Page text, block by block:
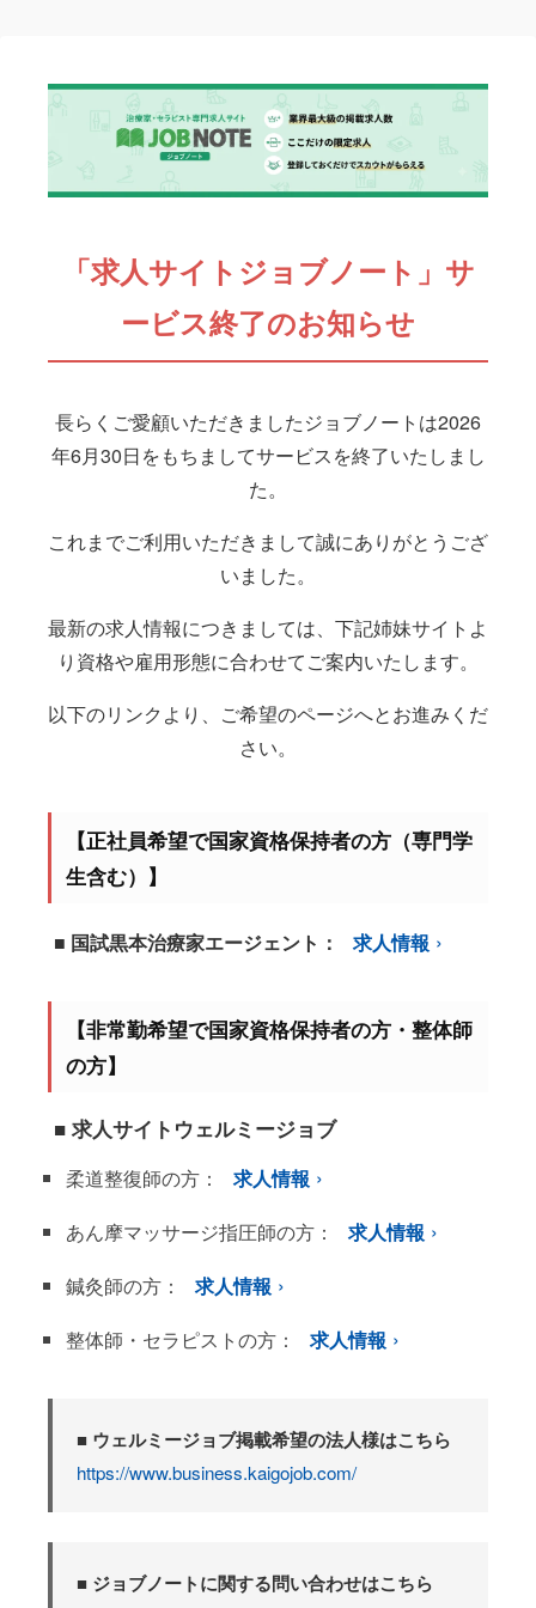
「求人サイトジョブノート」サ
ービス終了のお知らせ
長らくご愛顧いただきましたジョブノートは2026
年6月30日をもちましてサービスを終了いたしまし
た。
これまでご利用いただきまして誠にありがとうござ
いました。
最新の求人情報につきましては、下記姉妹サイトよ
り資格や雇用形態に合わせてご案内いたします。
以下のリンクより、ご希望のページへとお進みくだ
さい。
【正社員希望で国家資格保持者の方（専門学
生含む）】
■ 国試黒本治療家エージェント： 求人情報
【非常勤希望で国家資格保持者の方・整体師
の方】
■ 求人サイトウェルミージョブ
柔道整復師の方：
求人情報
あん摩マッサージ指圧師の方：
求人情報
鍼灸師の方：
求人情報
整体師・セラピストの方：
求人情報
■ ウェルミージョブ掲載希望の法人様はこちら
https://www.business.kaigojob.com/
■ ジョブノートに関する問い合わせはこちら